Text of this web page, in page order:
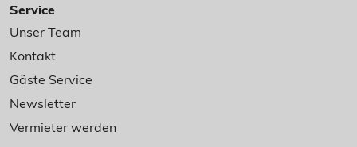
Service
Unser Team
Kontakt
Gäste Service
Newsletter
Vermieter werden